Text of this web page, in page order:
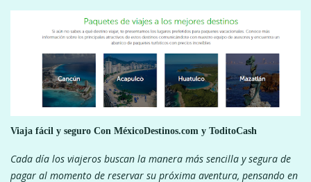
Viaja fácil y seguro Con MéxicoDestinos.com y ToditoCash
Cada día los viajeros buscan la manera más sencilla y segura de
pagar al momento de reservar su próxima aventura, pensando en